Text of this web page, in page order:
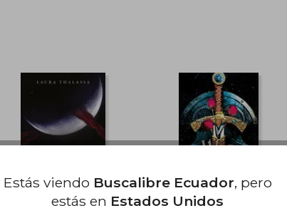
45%
dcto.
Estás viendo Buscalibre Ecuador, pero
estás en Estados Unidos